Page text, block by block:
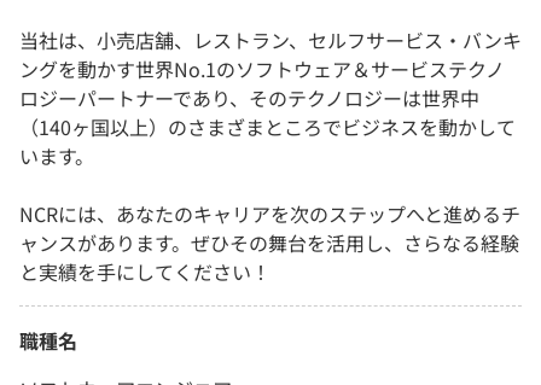
当社は、小売店舗、レストラン、セルフサービス・バンキ
ングを動かす世界No.1のソフトウェア＆サービステクノ
ロジーパートナーであり、そのテクノロジーは世界中
（140ヶ国以上）のさまざまところでビジネスを動かして
います。
NCRには、あなたのキャリアを次のステップへと進めるチ
ャンスがあります。ぜひその舞台を活用し、さらなる経験
と実績を手にしてください！
職種名